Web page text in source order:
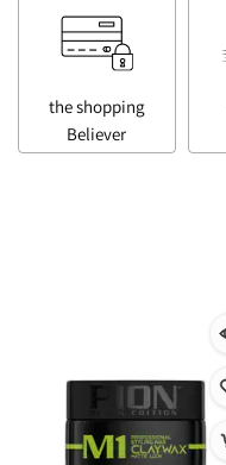
the shopping
Believer